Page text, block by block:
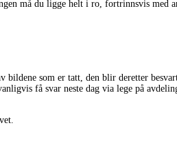
må du ligge helt i ro, fortrinnsvis med
bildene som er tatt, den blir deretter
få svar neste dag via lege på